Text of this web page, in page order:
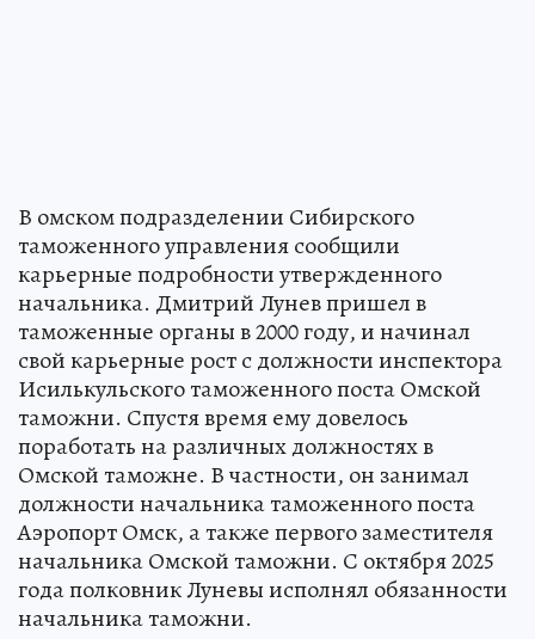
В омском подразделении Сибирского
таможенного управления сообщили
карьерные подробности утвержденного
начальника. Дмитрий Лунев пришел в
таможенные органы в 2000 году, и начинал
свой карьерные рост с должности инспектора
Исилькульского таможенного поста Омской
таможни. Спустя время ему довелось
поработать на различных должностях в
Омской таможне. В частности, он занимал
должности начальника таможенного поста
Аэропорт Омск, а также первого заместителя
начальника Омской таможни. С октября 2025
года полковник Луневы исполнял обязанности
начальника таможни.